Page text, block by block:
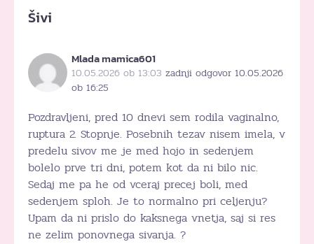
Šivi
Mlada mamica601
10.05.2026 ob 13:03 zadnji odgovor 10.05.2026
ob 16:25
Pozdravljeni, pred 10 dnevi sem rodila vaginalno,
ruptura 2. Stopnje. Posebnih tezav nisem imela, v
predelu sivov me je med hojo in sedenjem
bolelo prve tri dni, potem kot da ni bilo nic.
Sedaj me pa he od vceraj precej boli, med
sedenjem sploh. Je to normalno pri celjenju?
Upam da ni prislo do kaksnega vnetja, saj si res
ne zelim ponovnega sivanja. ?